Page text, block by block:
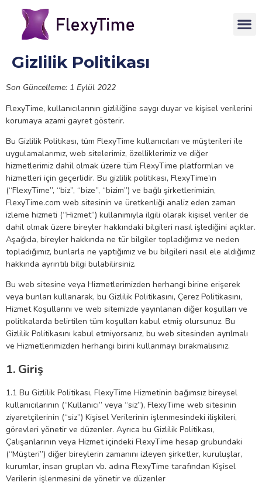
Gizlilik Politikası
Son Güncelleme: 1 Eylül 2022
FlexyTime, kullanıcılarının gizliliğine saygı duyar ve kişisel verilerini
korumaya azami gayret gösterir.
Bu Gizlilik Politikası, tüm FlexyTime kullanıcıları ve müşterileri ile
uygulamalarımız, web sitelerimiz, özelliklerimiz ve diğer
hizmetlerimiz dahil olmak üzere tüm FlexyTime platformları ve
hizmetleri için geçerlidir. Bu gizlilik politikası, FlexyTime’ın
(“FlexyTime”, “biz”, “bize”, “bizim”) ve bağlı şirketlerimizin,
FlexyTime.com web sitesinin ve üretkenliği analiz eden zaman
izleme hizmeti (“Hizmet”) kullanımıyla ilgili olarak kişisel veriler de
dahil olmak üzere bireyler hakkındaki bilgileri nasıl işlediğini açıklar.
Aşağıda, bireyler hakkında ne tür bilgiler topladığımız ve neden
topladığımız, bunlarla ne yaptığımız ve bu bilgileri nasıl ele aldığımız
hakkında ayrıntılı bilgi bulabilirsiniz.
Bu web sitesine veya Hizmetlerimizden herhangi birine erişerek
veya bunları kullanarak, bu Gizlilik Politikasını, Çerez Politikasını,
Hizmet Koşullarını ve web sitemizde yayınlanan diğer koşulları ve
politikalarda belirtilen tüm koşulları kabul etmiş olursunuz. Bu
Gizlilik Politikasını kabul etmiyorsanız, bu web sitesinden ayrılmalı
ve Hizmetlerimizden herhangi birini kullanmayı bırakmalısınız.
1. Giriş
1.1 Bu Gizlilik Politikası, FlexyTime Hizmetinin bağımsız bireysel
kullanıcılarının (“Kullanıcı” veya “siz”), FlexyTime web sitesinin
ziyaretçilerinin (“siz”) Kişisel Verilerinin işlenmesindeki ilişkileri,
görevleri yönetir ve düzenler. Ayrıca bu Gizlilik Politikası,
Çalışanlarının veya Hizmet içindeki FlexyTime hesap grubundaki
(“Müşteri”) diğer bireylerin zamanını izleyen şirketler, kuruluşlar,
kurumlar, insan grupları vb. adına FlexyTime tarafından Kişisel
Verilerin işlenmesini de yönetir ve düzenler